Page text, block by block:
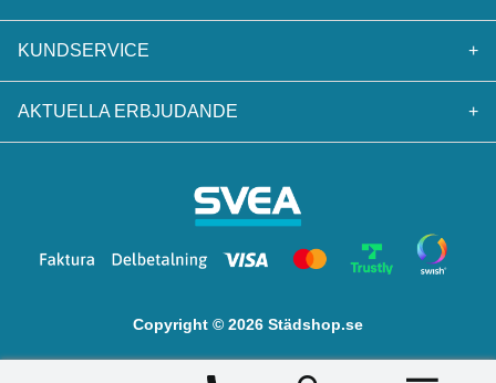
KUNDSERVICE +
AKTUELLA ERBJUDANDE +
Copyright © 2026 Städshop.se